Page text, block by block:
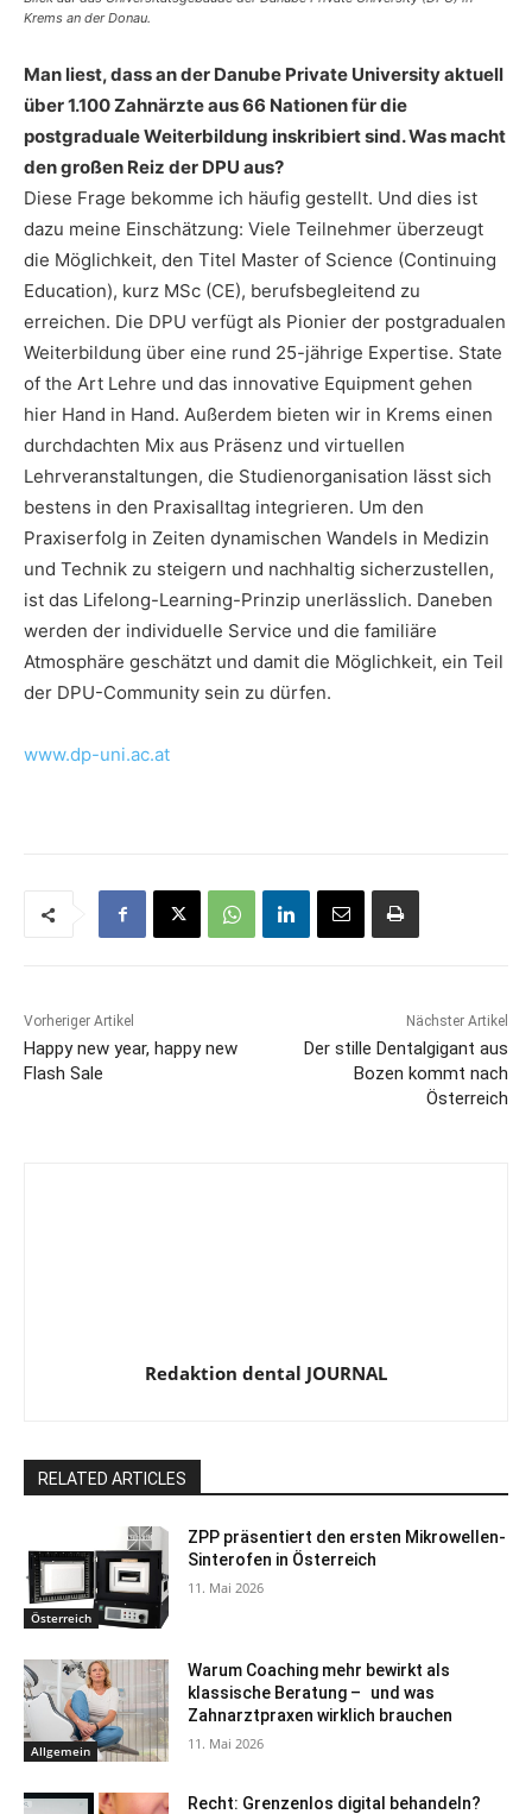
Krems an der Donau.
Man liest, dass an der Danube Private University aktuell
über 1.100 Zahnärzte aus 66 Nationen für die
postgraduale Weiterbildung inskribiert sind. Was macht
den großen Reiz der DPU aus?
Diese Frage bekomme ich häufig gestellt. Und dies ist
dazu meine Einschätzung: Viele Teilnehmer überzeugt
die Möglichkeit, den Titel Master of Science (Continuing
Education), kurz MSc (CE), berufsbegleitend zu
erreichen. Die DPU verfügt als Pionier der postgradualen
Weiterbildung über eine rund 25-jährige Expertise. State
of the Art Lehre und das innovative Equipment gehen
hier Hand in Hand. Außerdem bieten wir in Krems einen
durchdachten Mix aus Präsenz und virtuellen
Lehrveranstaltungen, die Studienorganisation lässt sich
bestens in den Praxisalltag integrieren. Um den
Praxiserfolg in Zeiten dynamischen Wandels in Medizin
und Technik zu steigern und nachhaltig sicherzustellen,
ist das Lifelong-Learning-Prinzip unerlässlich. Daneben
werden der individuelle Service und die familiäre
Atmosphäre geschätzt und damit die Möglichkeit, ein Teil
der DPU-Community sein zu dürfen.
www.dp-uni.ac.at
Vorheriger Artikel
Happy new year, happy new
Flash Sale
Nächster Artikel
Der stille Dentalgigant aus
Bozen kommt nach
Österreich
Redaktion dental JOURNAL
RELATED ARTICLES
Österreich
ZPP präsentiert den ersten Mikrowellen-
Sinterofen in Österreich
11. Mai 2026
Allgemein
Warum Coaching mehr bewirkt als
klassische Beratung – und was
Zahnarztpraxen wirklich brauchen
11. Mai 2026
Recht: Grenzenlos digital behandeln?